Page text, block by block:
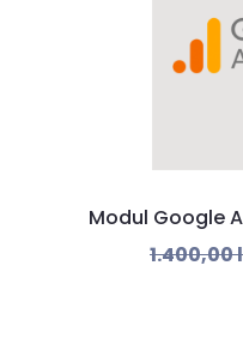
Modul Google
1.400,00